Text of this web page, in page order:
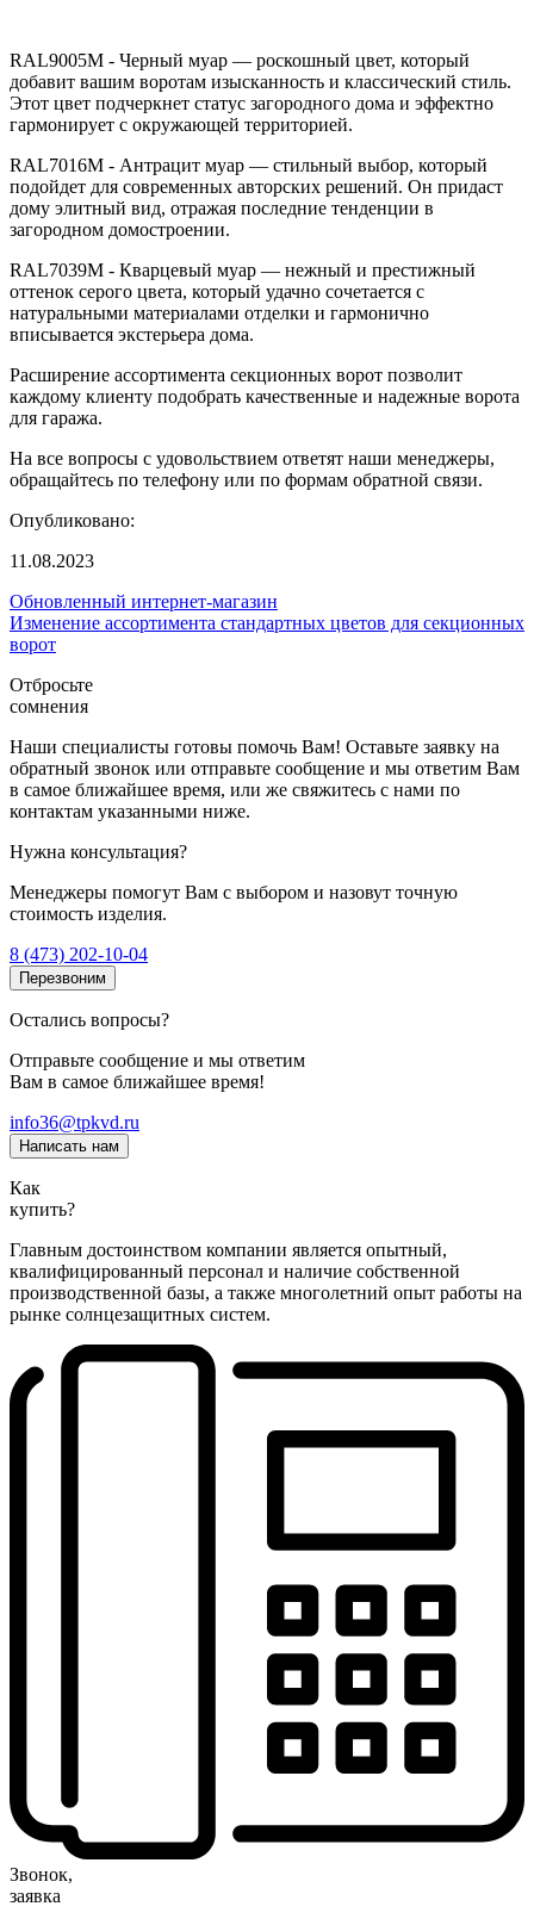
RAL9005M - Черный муар — роскошный цвет, который
добавит вашим воротам изысканность и классический стиль.
Этот цвет подчеркнет статус загородного дома и эффектно
гармонирует с окружающей территорией.
RAL7016M - Антрацит муар — стильный выбор, который
подойдет для современных авторских решений. Он придаст
дому элитный вид, отражая последние тенденции в
загородном домостроении.
RAL7039M - Кварцевый муар — нежный и престижный
оттенок серого цвета, который удачно сочетается с
натуральными материалами отделки и гармонично
вписывается экстерьера дома.
Расширение ассортимента секционных ворот позволит
каждому клиенту подобрать качественные и надежные ворота
для гаража.
На все вопросы с удовольствием ответят наши менеджеры,
обращайтесь по телефону или по формам обратной связи.
Опубликовано:
11.08.2023
Обновленный интернет-магазин
Изменение ассортимента стандартных цветов для секционных
ворот
Отбросьте
сомнения
Наши специалисты готовы помочь Вам! Оставьте заявку на
обратный звонок или отправьте сообщение и мы ответим Вам
в самое ближайшее время, или же свяжитесь с нами по
контактам указанными ниже.
Нужна консультация?
Менеджеры помогут Вам с выбором и назовут точную
стоимость изделия.
8 (473) 202-10-04
Перезвоним
Остались вопросы?
Отправьте сообщение и мы ответим
Вам в самое ближайшее время!
info36@tpkvd.ru
Написать нам
Как
купить?
Главным достоинством компании является опытный,
квалифицированный персонал и наличие собственной
производственной базы, а также многолетний опыт работы на
рынке солнцезащитных систем.
Звонок,
заявка